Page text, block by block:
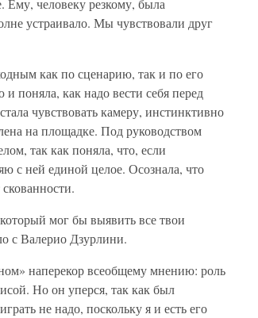
человеку резкому, была
устраивало. Мы чувствовали друг
как по сценарию, так и по его
поняла, как надо вести себя перед
чувствовать камеру, инстинктивно
на площадке. Под руководством
так как поняла, что, если
с ней единой целое. Осознала, что
мог бы выявить все твои
с Валерио Дзурлини.
наперекор всеобщему мнению: роль
Но он уперся, так как был
не надо, поскольку я и есть его